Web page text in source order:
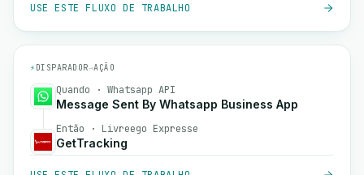
USE ESTE FLUXO DE TRABALHO
⚡ DISPARADOR→AÇÃO
Quando · Whatsapp API
Message Sent By Whatsapp Business App
Então · Livreego Expresse
GetTracking